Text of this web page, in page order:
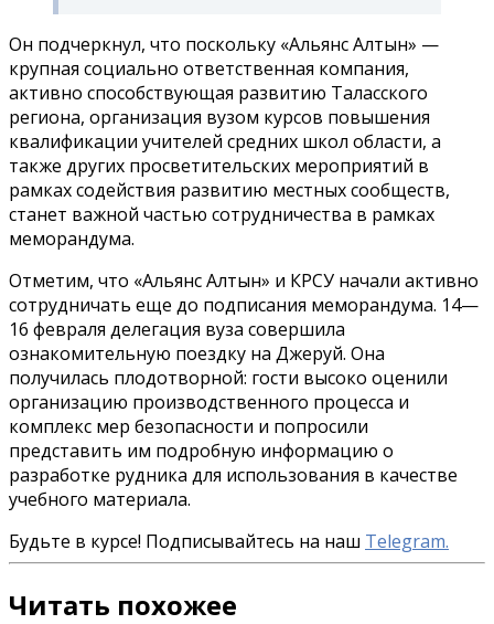
Он подчеркнул, что поскольку «Альянс Алтын» —
крупная социально ответственная компания,
активно способствующая развитию Таласского
региона, организация вузом курсов повышения
квалификации учителей средних школ области, а
также других просветительских мероприятий в
рамках содействия развитию местных сообществ,
станет важной частью сотрудничества в рамках
меморандума.
Отметим, что «Альянс Алтын» и КРСУ начали активно
сотрудничать еще до подписания меморандума. 14—
16 февраля делегация вуза совершила
ознакомительную поездку на Джеруй. Она
получилась плодотворной: гости высоко оценили
организацию производственного процесса и
комплекс мер безопасности и попросили
представить им подробную информацию о
разработке рудника для использования в качестве
учебного материала.
Будьте в курсе! Подписывайтесь на наш Telegram.
Читать похожее